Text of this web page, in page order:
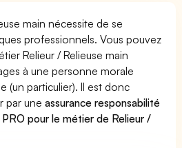
main nécessite de se
professionnels. Vous pouvez
Relieur / Relieuse main
à une personne morale
(un particulier). Il est donc
par uneassurance responsabilité
PRO pour le métier de Relieur /